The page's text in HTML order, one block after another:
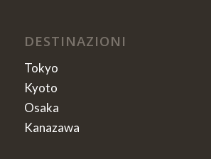
DESTINAZIONI
Tokyo
Kyoto
Osaka
Kanazawa